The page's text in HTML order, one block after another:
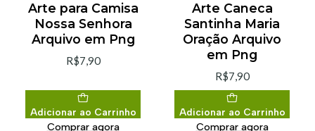
Arte para Camisa
Nossa Senhora
Arquivo em Png
R$7,90
Adicionar ao Carrinho
Comprar agora
Arte Caneca
Santinha Maria
Oração Arquivo
em Png
R$7,90
Adicionar ao Carrinho
Comprar agora